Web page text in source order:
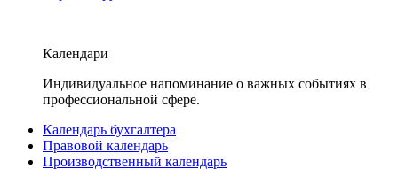
Календари
Индивидуальное напоминание о важных событиях в
профессиональной сфере.
Календарь бухгалтера
Правовой календарь
Производственный календарь